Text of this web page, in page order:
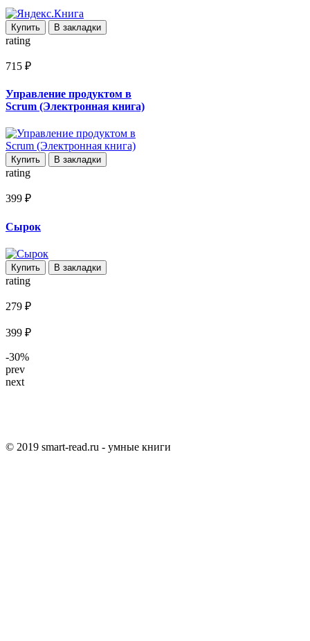
Купить В закладки
rating
715 ₽
Управление продуктом в
Scrum (Электронная книга)
Купить В закладки
rating
399 ₽
Сырок
Купить В закладки
rating
279 ₽
399 ₽
-30%
prev
next
© 2019 smart-read.ru - умные книги